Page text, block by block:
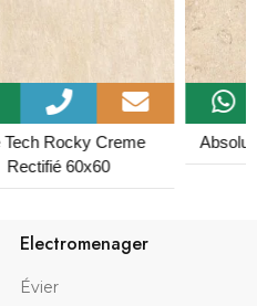
Absolute Sable Beige 33x33
Electromenager
Évier